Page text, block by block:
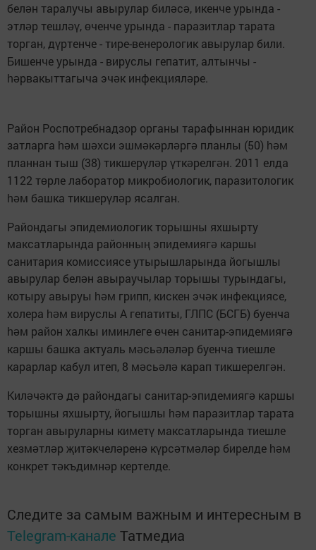
белән таралучы авырулар биләсә, икенче урында -
этләр тешләү, өченче урында - паразитлар тарата
торган, дүртенче - тире-венерологик авырулар били.
Бишенче урында - вируслы гепатит, алтынчы -
һәрвакыттагыча эчәк инфекцияләре.
Район Роспотребнадзор органы тарафыннан юридик
затларга һәм шәхси эшмәкәрләргә планлы (50) һәм
планнан тыш (38) тикшерүләр үткәрелгән. 2011 елда
1122 төрле лаборатор микробиологик, паразитологик
һәм башка тикшерүләр ясалган.
Райондагы эпидемиологик торышны яхшырту
максатларында районның эпидемиягә каршы
санитария комиссиясе утырышларында йогышлы
авырулар белән авыраучылар торышы турындагы,
котыру авыруы һәм грипп, кискен эчәк инфекциясе,
холера һәм вируслы А гепатиты, ГЛПС (БСГБ) буенча
һәм район халкы иминлеге өчен санитар-эпидемиягә
каршы башка актуаль мәсьәләләр буенча тиешле
карарлар кабул итеп, 8 мәсьәлә карап тикшерелгән.
Киләчәктә дә райондагы санитар-эпидемиягә каршы
торышны яхшырту, йогышлы һәм паразитлар тарата
торган авыруларны киметү максатларында тиешле
хезмәтләр җитәкчеләренә күрсәтмәләр бирелде һәм
конкрет тәкъдимнәр кертелде.
Следите за самым важным и интересным в
Telegram-канале Татмедиа